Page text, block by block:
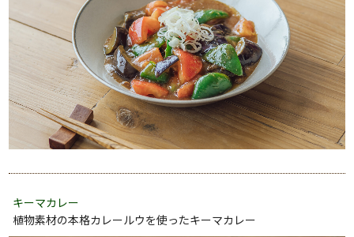
キーマカレー
植物素材の本格カレールウを使ったキーマカレー